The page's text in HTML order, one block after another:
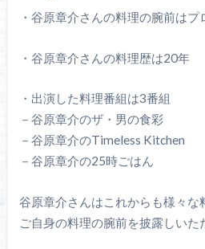
・谷原章介さんの料理の腕前はプ
・谷原章介さんの料理歴は20年
・出演した料理番組は3番組
－谷原章介のザ・男の食彩
－谷原章介のTimeless Kitchen
－谷原章介の25時ごはん
谷原章介さんはこれからも様々な
ご自身の料理の腕前を披露しいた